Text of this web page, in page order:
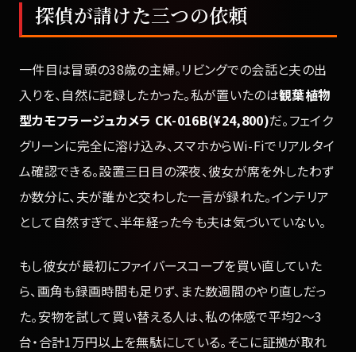
探偵が請けた三つの依頼
一件目は冒頭の38歳の主婦。リビングでの会話と夫の出
入りを、自然に記録したかった。私が置いたのは観葉植物
型カモフラージュカメラ CK-016B(¥24,800)だ。フェイク
グリーンに完全に溶け込み、スマホからWi-Fiでリアルタイ
ム確認できる。設置三日目の深夜、彼女が席を外したわず
か数分に、夫が誰かと交わした一言が録れた。インテリア
として自然すぎて、半年経った今も夫は気づいていない。
もし彼女が最初にファイバースコープを買い直していた
ら、画角も録画時間も足りず、また数週間のやり直しだっ
た。安物を試して買い替える人は、私の体感で平均2〜3
台・合計1万円以上を無駄にしている。そこに証拠が取れ